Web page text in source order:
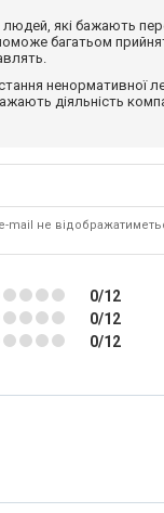
людей, які бажають
багатьом
ненормативної
діяльність
mail не
0/12
0/12
0/12